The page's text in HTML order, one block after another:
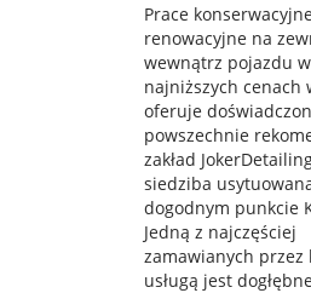
Prace
renowacyjne na
wewnątrz pojazdu w
najniższych cenach
oferuje
powszechnie
zakład
siedziba
dogodnym punkcie
Jedną z najczęściej
zamawianych przez
usługą jest